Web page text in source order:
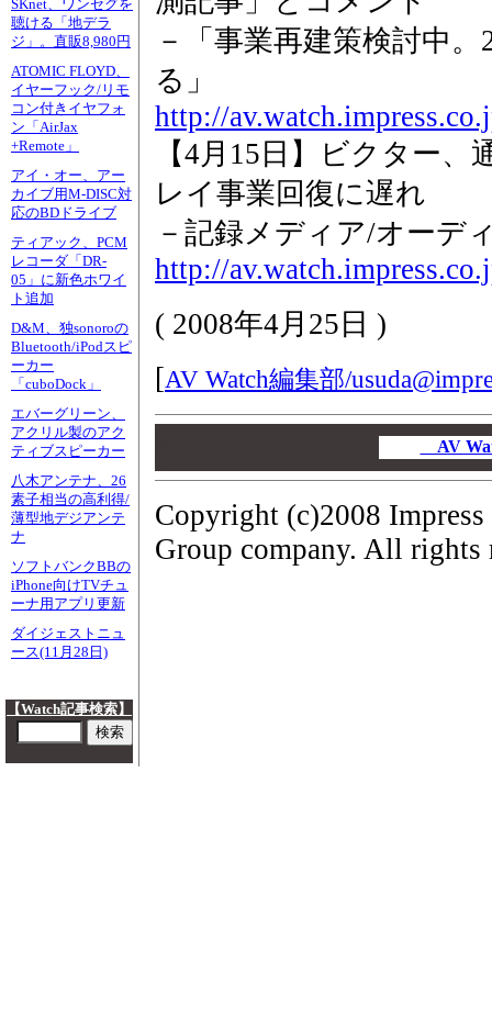
SKnet、ワンセグを
聴ける「地デラ
ジ」。直販8,980円
ATOMIC FLOYD、
イヤーフック/リモ
コン付きイヤフォ
ン「AirJax
+Remote」
アイ・オー、アー
カイブ用M-DISC対
応のBDドライブ
ティアック、PCM
レコーダ「DR-
05」に新色ホワイ
ト追加
D&M、独sonoroの
Bluetooth/iPodスピ
ーカー
「cuboDock」
エバーグリーン、
アクリル製のアク
ティブスピーカー
八木アンテナ、26
素子相当の高利得/
薄型地デジアンテ
ナ
ソフトバンクBBの
iPhone向けTVチュ
ーナ用アプリ更新
ダイジェストニュ
ース(11月28日)
【Watch記事検索】
－「事業再建策検討中
る」
http://
【4月15日】ビクター
レイ事業回復に遅れ
－記録メディア/オーデ
http://
( 2008年4月25日 )
[AV Watch編集部/
AV
Copyright (c)2008
Group company. All rights